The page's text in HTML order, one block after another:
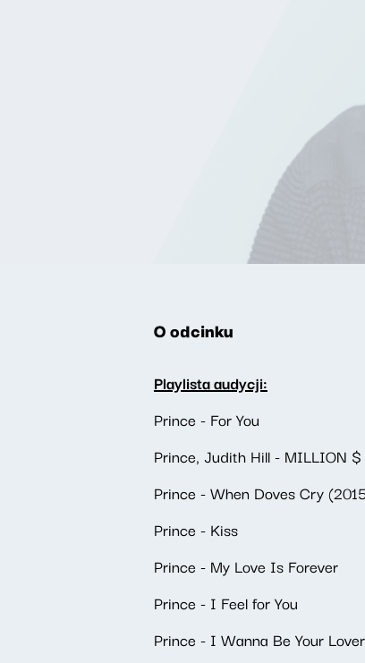
O odcinku
Playlista audycji:
Prince - For You
Prince, Judith Hill - MILLION
Prince - When Doves Cry
Prince - Kiss
Prince - My Love Is Forever
Prince - I Feel for You
Prince - I Wanna Be Your Lover